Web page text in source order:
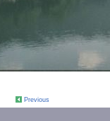
Previous